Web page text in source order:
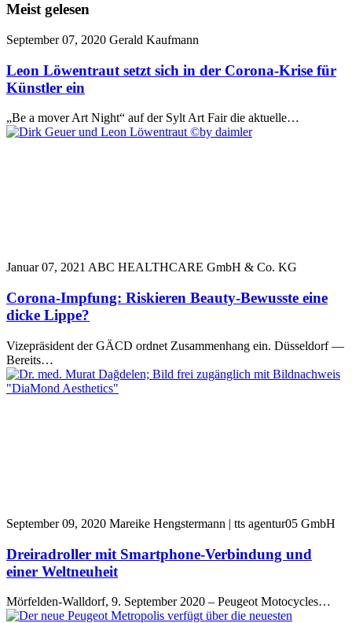
Meist gelesen
September 07, 2020 Gerald Kaufmann
Leon Löwentraut setzt sich in der Corona-Krise für
Künstler ein
„Be a mover Art Night“ auf der Sylt Art Fair die aktuelle…
Januar 07, 2021 ABC HEALTHCARE GmbH & Co. KG
Corona-Impfung: Riskieren Beauty-Bewusste eine
dicke Lippe?
Vizepräsident der GÄCD ordnet Zusammenhang ein. Düsseldorf —
Bereits…
September 09, 2020 Mareike Hengstermann | tts agentur05 GmbH
Dreiradroller mit Smartphone-Verbindung und
einer Weltneuheit
Mörfelden-Walldorf, 9. September 2020 – Peugeot Motocycles…